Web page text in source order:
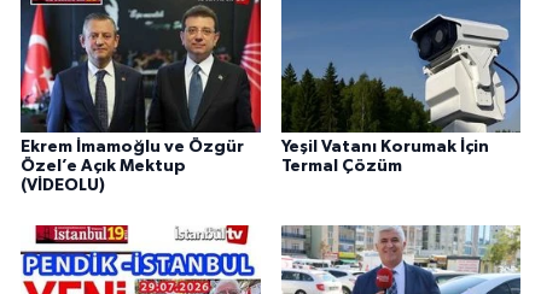
Ekrem İmamoğlu ve Özgür
Özel’e Açık Mektup
(VİDEOLU)
Yeşil Vatanı Korumak İçin
Termal Çözüm